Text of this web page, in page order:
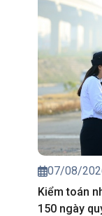
07/08/
Kiểm toán
150 ngày